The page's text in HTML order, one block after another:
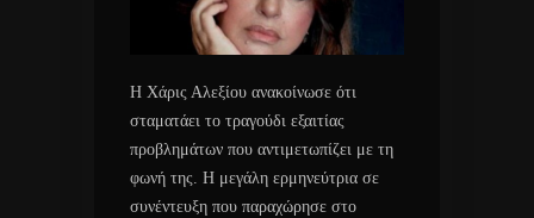
Η Χάρις Αλεξίου ανακοίνωσε ότι
σταματάει το τραγούδι εξαιτίας
προβλημάτων που αντιμετωπίζει με τη
φωνή της. Η μεγάλη ερμηνεύτρια σε
συνέντευξη που παραχώρησε στο